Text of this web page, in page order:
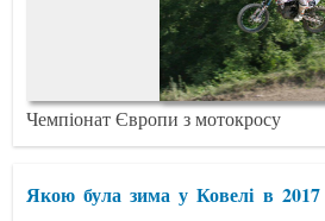
Чемпіонат Європи з мотокросу
Якою була зима у Ковелі в